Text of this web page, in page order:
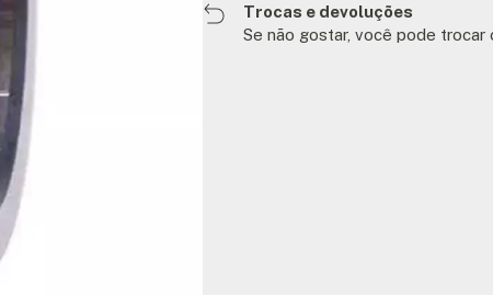
Trocas e devoluções
Se não gostar, você pode trocar